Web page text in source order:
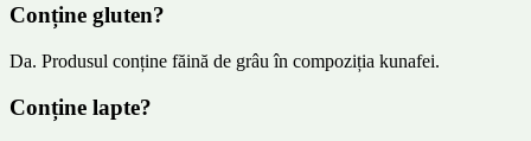
Conține gluten?
Da. Produsul conține făină de grâu în compoziția kunafei.
Conține lapte?